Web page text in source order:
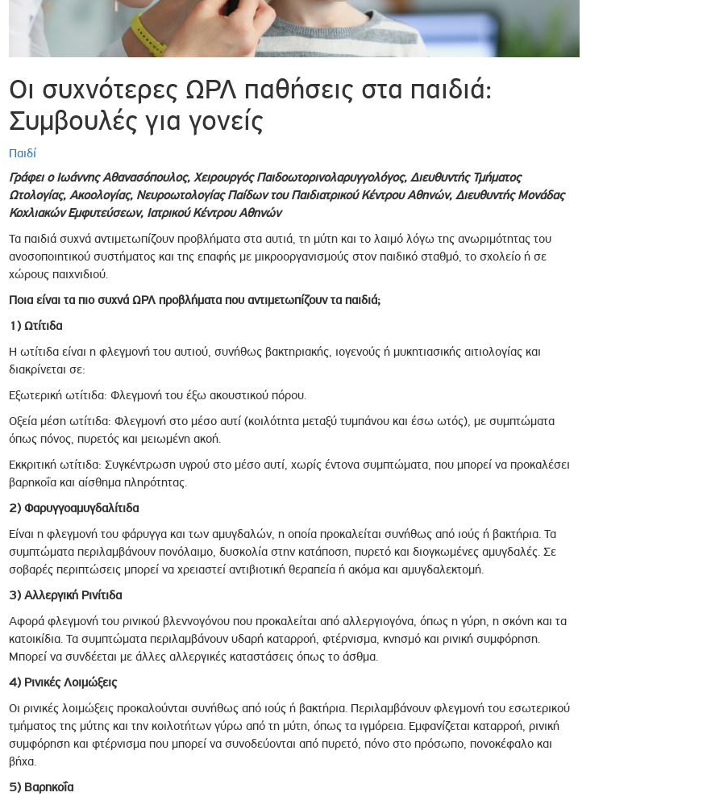
Στελεχών και Συνεργατών
- Υποψηφιοτήτων
Ελέγχου
Κανονισμός Λειτουργίας
2023
2024
Τρίτων Μερών
και Προαγωγής των Δικαιωμάτων των
Οι συχνότερες ΩΡΛ παθήσεις στα παιδιά:
Συμβουλές για γονείς
Παιδί
Γράφει ο Ιωάννης Αθανασόπουλος, Χειρουργός Παιδοωτορινολαρυγγολόγος, Διευθυντής Τμήματος
Ωτολογίας, Ακοολογίας, Νευροωτολογίας Παίδων του Παιδιατρικού Κέντρου Αθηνών, Διευθυντής Μονάδας
Κοχλιακών Εμφυτεύσεων, Ιατρικού Κέντρου Αθηνών
Τα παιδιά συχνά αντιμετωπίζουν προβλήματα στα αυτιά, τη μύτη και το λαιμό λόγω της ανωριμότητας του
ανοσοποιητικού συστήματος και της επαφής με μικροοργανισμούς στον παιδικό σταθμό, το σχολείο ή σε
χώρους παιχνιδιού.
Ποια είναι τα πιο συχνά ΩΡΛ προβλήματα που αντιμετωπίζουν τα παιδιά;
1) Ωτίτιδα
Η ωτίτιδα είναι η φλεγμονή του αυτιού, συνήθως βακτηριακής, ιογενούς ή μυκητιασικής αιτιολογίας και
διακρίνεται σε:
Εξωτερική ωτίτιδα: Φλεγμονή του έξω ακουστικού πόρου.
Οξεία μέση ωτίτιδα: Φλεγμονή στο μέσο αυτί (κοιλότητα μεταξύ τυμπάνου και έσω ωτός), με συμπτώματα
όπως πόνος, πυρετός και μειωμένη ακοή.
Εκκριτική ωτίτιδα: Συγκέντρωση υγρού στο μέσο αυτί, χωρίς έντονα συμπτώματα, που μπορεί να προκαλέσει
βαρηκοΐα και αίσθημα πληρότητας.
2) Φαρυγγοαμυγδαλίτιδα
Είναι η φλεγμονή του φάρυγγα και των αμυγδαλών, η οποία προκαλείται συνήθως από ιούς ή βακτήρια. Τα
συμπτώματα περιλαμβάνουν πονόλαιμο, δυσκολία στην κατάποση, πυρετό και διογκωμένες αμυγδαλές. Σε
σοβαρές περιπτώσεις μπορεί να χρειαστεί αντιβιοτική θεραπεία ή ακόμα και αμυγδαλεκτομή.
3) Αλλεργική Ρινίτιδα
Αφορά φλεγμονή του ρινικού βλεννογόνου που προκαλείται από αλλεργιογόνα, όπως η γύρη, η σκόνη και τα
κατοικίδια. Τα συμπτώματα περιλαμβάνουν υδαρή καταρροή, φτέρνισμα, κνησμό και ρινική συμφόρηση.
Μπορεί να συνδέεται με άλλες αλλεργικές καταστάσεις όπως το άσθμα.
4) Ρινικές Λοιμώξεις
Οι ρινικές λοιμώξεις προκαλούνται συνήθως από ιούς ή βακτήρια. Περιλαμβάνουν φλεγμονή του εσωτερικού
τμήματος της μύτης και την κοιλοτήτων γύρω από τη μύτη, όπως τα ιγμόρεια. Εμφανίζεται καταρροή, ρινική
συμφόρηση και φτέρνισμα που μπορεί να συνοδεύονται από πυρετό, πόνο στο πρόσωπο, πονοκέφαλο και
βήχα.
5) Βαρηκοΐα